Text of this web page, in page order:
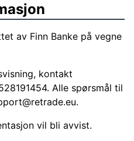
av Finn Banke på vegne
kontakt
Alle spørsmål til
.
vil bli avvist.